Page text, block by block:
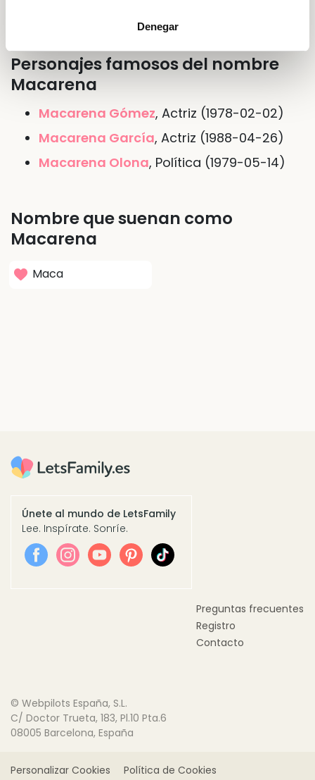
Denegar
Personajes famosos del nombre
Macarena
Macarena Gómez, Actriz (1978-02-02)
Macarena García, Actriz (1988-04-26)
Macarena Olona, Política (1979-05-14)
Nombre que suenan como
Macarena
Maca
Únete al mundo de LetsFamily
Lee. Inspírate. Sonríe.
Preguntas frecuentes
Registro
Contacto
© Webpilots España, S.L.
C/ Doctor Trueta, 183, Pl.10 Pta.6
08005 Barcelona, España
Personalizar Cookies Política de Cookies